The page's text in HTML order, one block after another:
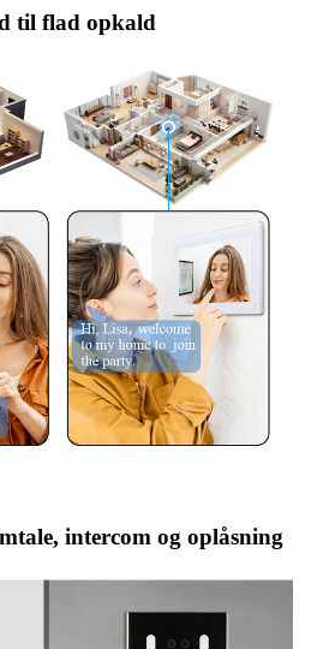
til flad opkald
intercom og oplåsning